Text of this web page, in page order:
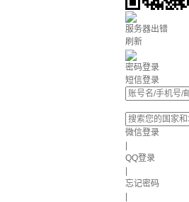
服务器出错
刷新
密码登录
短信登录
微信登录
QQ登录
忘记密码